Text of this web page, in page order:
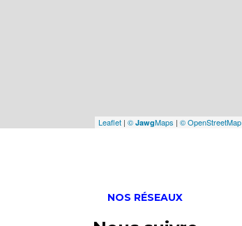
Leaflet| © JawgMaps | © OpenStreetMap
NOS RÉSEAUX